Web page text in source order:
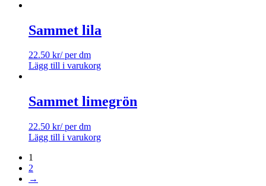
Sammet lila
22.50 kr/ per dm
Lägg till i varukorg
Sammet limegrön
22.50 kr/ per dm
Lägg till i varukorg
1
2
→